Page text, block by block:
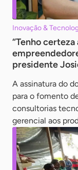
Inovação &
“Tenho
presidente
A assinatura do
para o fomento
consultorias
gerencial aos